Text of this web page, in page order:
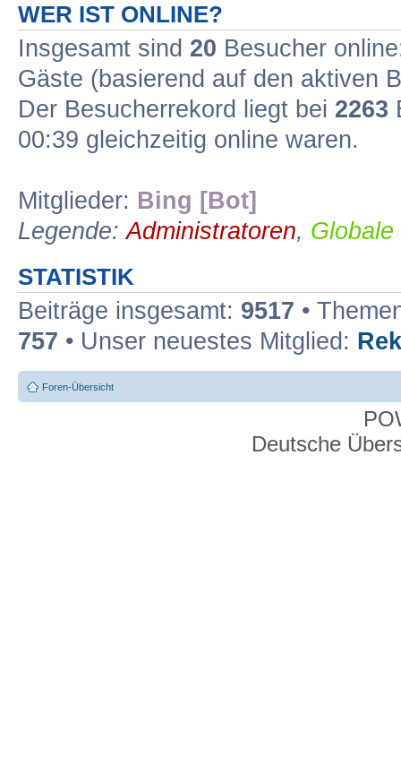
WER IST ONLINE?
Insgesamt sind 20 Besucher
Gäste (basierend auf den aktiven
Der Besucherrekord liegt bei 2263
00:39 gleichzeitig online waren.
Mitglieder: Bing [Bot]
Legende:Administratoren,
STATISTIK
Beiträge insgesamt: 9517 •
757 • Unser neuestes Mitglied:
Foren-Übersicht
Deutsche